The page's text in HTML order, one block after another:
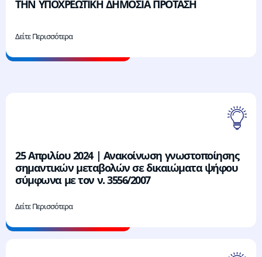
ΤΗΝ ΥΠΟΧΡΕΩΤΙΚΗ ΔΗΜΟΣΙΑ ΠΡΟΤΑΣΗ
Δείτε Περισσότερα
25 Απριλίου 2024 | Ανακοίνωση γνωστοποίησης
σημαντικών μεταβολών σε δικαιώματα ψήφου
σύμφωνα με τον ν. 3556/2007
Δείτε Περισσότερα